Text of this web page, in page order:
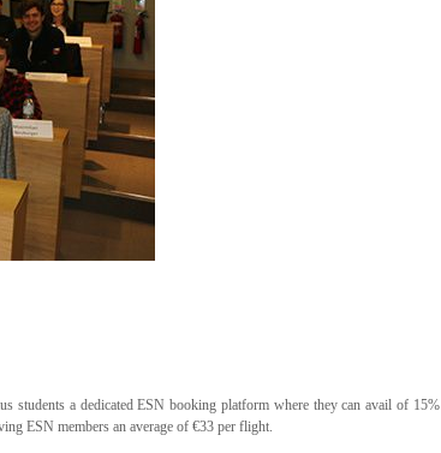
students a dedicated ESN booking platform where they can avail of 15%
ESN members an average of €33 per flight.